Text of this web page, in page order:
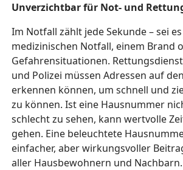
Unverzichtbar für Not- und
Im Notfall zählt jede Sekunde – sei
medizinischen Notfall, einem Brand
Gefahrensituationen.
und Polizei müssen Adressen auf
erkennen können, um schnell und
zu können. Ist eine Hausnummer
schlecht zu sehen, kann wertvolle
gehen. Eine beleuchtete
einfacher, aber wirkungsvoller
aller Hausbewohnern und